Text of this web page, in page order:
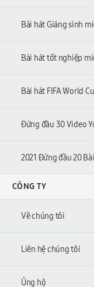
Bài hát Giáng sinh
Bài hát tốt nghiệp
Bài hát FIFA World
Đứng đầu 30 Video
2021 Đứng đầu 20
CÔNG TY
Về chúng tôi
Liên hệ chúng tôi
Ủng hộ